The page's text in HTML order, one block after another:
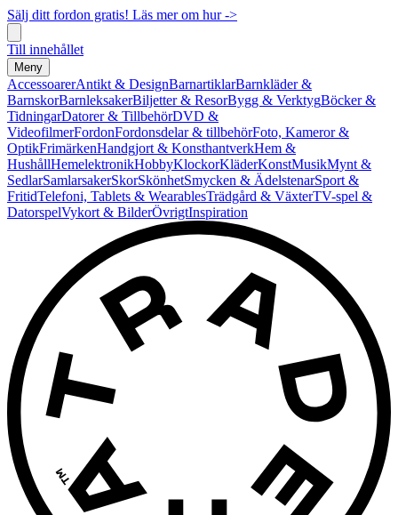
Sälj ditt fordon gratis! Läs mer om hur ->
Till innehållet
Meny
AccessoarerAntikt & DesignBarnartiklarBarnkläder &
BarnskorBarnleksakerBiljetter & ResorBygg & VerktygBöcker &
TidningarDatorer & TillbehörDVD &
VideofilmerFordonFordonsdelar & tillbehörFoto, Kameror &
OptikFrimärkenHandgjort & KonsthantverkHem &
HushållHemelektronikHobbyKlockorKläderKonstMusikMynt &
SedlarSamlarsakerSkorSkönhetSmycken & ÄdelstenarSport &
FritidTelefoni, Tablets & WearablesTrädgård & VäxterTV-spel &
DatorspelVykort & BilderÖvrigtInspiration